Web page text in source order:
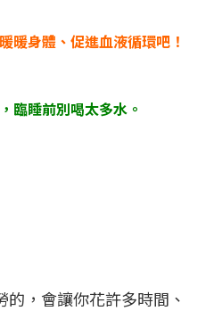
暖身體、促進血液循環吧！
臨睡前別喝太多水。
，會讓你花許多時間、